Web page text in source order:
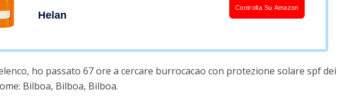
Protegge da Eritema e Scottature
Helan
Controlla Su Amazon
ho passato 67 ore a cercare burrocacao con protezione solare spf dei
Bilboa, Bilboa, Bilboa.